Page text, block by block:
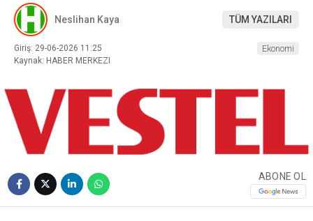
Neslihan Kaya TÜM YAZILARI
Giriş: 29-06-2026 11:25
Kaynak: HABER MERKEZI
Ekonomi
ABONE OL